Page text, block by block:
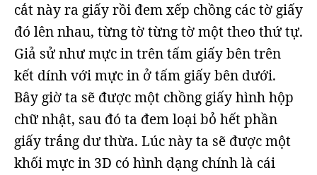
cắt này ra giấy rồi đem xếp chồng các tờ giấy
đó lên nhau, từng tờ từng tờ một theo thứ tự.
Giả sử như mực in trên tấm giấy bên trên
kết dính với mực in ở tấm giấy bên dưới.
Bây giờ ta sẽ được một chồng giấy hình hộp
chữ nhật, sau đó ta đem loại bỏ hết phần
giấy trắng dư thừa. Lúc này ta sẽ được một
khối mực in 3D có hình dạng chính là cái